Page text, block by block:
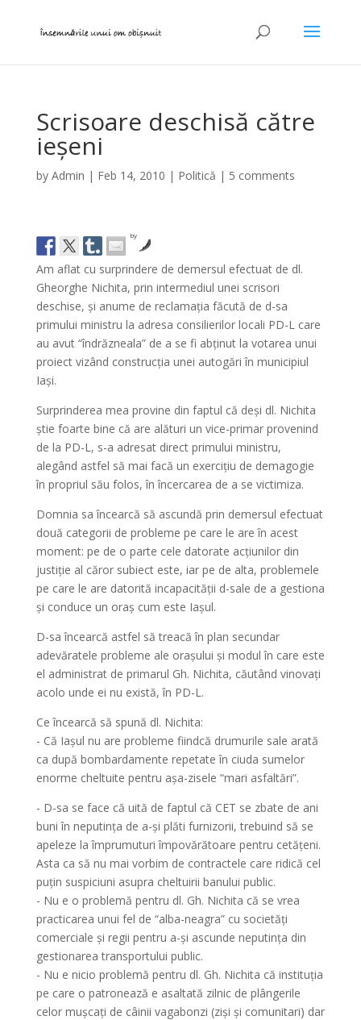
Scrisoare deschisă către
ieșeni
by Admin | Feb 14, 2010 | Politică | 5 comments
by
Am aflat cu surprindere de demersul efectuat de dl.
Gheorghe Nichita, prin intermediul unei scrisori
deschise, și anume de reclamația făcută de d-sa
primului ministru la adresa consilierilor locali PD-L care
au avut “îndrăzneala” de a se fi abținut la votarea unui
proiect vizând construcția unei autogări în municipiul
Iași.
Surprinderea mea provine din faptul că deși dl. Nichita
știe foarte bine că are alături un vice-primar provenind
de la PD-L, s-a adresat direct primului ministru,
alegând astfel să mai facă un exercițiu de demagogie
în propriul său folos, în încercarea de a se victimiza.
Domnia sa încearcă să ascundă prin demersul efectuat
două categorii de probleme pe care le are în acest
moment: pe de o parte cele datorate acțiunilor din
justiție al căror subiect este, iar pe de alta, problemele
pe care le are datorită incapacității d-sale de a gestiona
și conduce un oraș cum este Iașul.
D-sa încearcă astfel să treacă în plan secundar
adevăratele probleme ale orașului și modul în care este
el administrat de primarul Gh. Nichita, căutând vinovați
acolo unde ei nu există, în PD-L.
Ce încearcă să spună dl. Nichita:
- Că Iașul nu are probleme fiindcă drumurile sale arată
ca după bombardamente repetate în ciuda sumelor
enorme cheltuite pentru așa-zisele “mari asfaltări”.
- D-sa se face că uită de faptul că CET se zbate de ani
buni în neputința de a-și plăti furnizorii, trebuind să se
apeleze la împrumuturi împovărătoare pentru cetățeni.
Asta ca să nu mai vorbim de contractele care ridică cel
puțin suspiciuni asupra cheltuirii banului public.
- Nu e o problemă pentru dl. Gh. Nichita că se vrea
practicarea unui fel de “alba-neagra” cu societăți
comerciale și regii pentru a-și ascunde neputința din
gestionarea transportului public.
- Nu e nicio problemă pentru dl. Gh. Nichita că instituția
pe care o patronează e asaltată zilnic de plângerile
celor mușcați de câinii vagabonzi (ziși și comunitari) dar